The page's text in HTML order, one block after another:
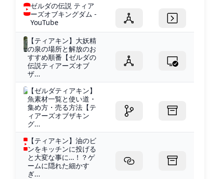
ゼルダの伝説 ティア
ーズオブキングダム -
YouTube
【ティアキン】大妖精
の泉の場所と解放のお
すすめ順番【ゼルダの
伝説ティアーズオブ
ザ...
【ゼルダティアキン】
魚素材一覧と使い道・
集め方・売る方法【テ
ィアーズオブザキン
グ...
【ティアキン】油のビ
ンをキッチンに投げる
と大変な事に…！？ゲ
ームに隠れた細かす
ぎ...